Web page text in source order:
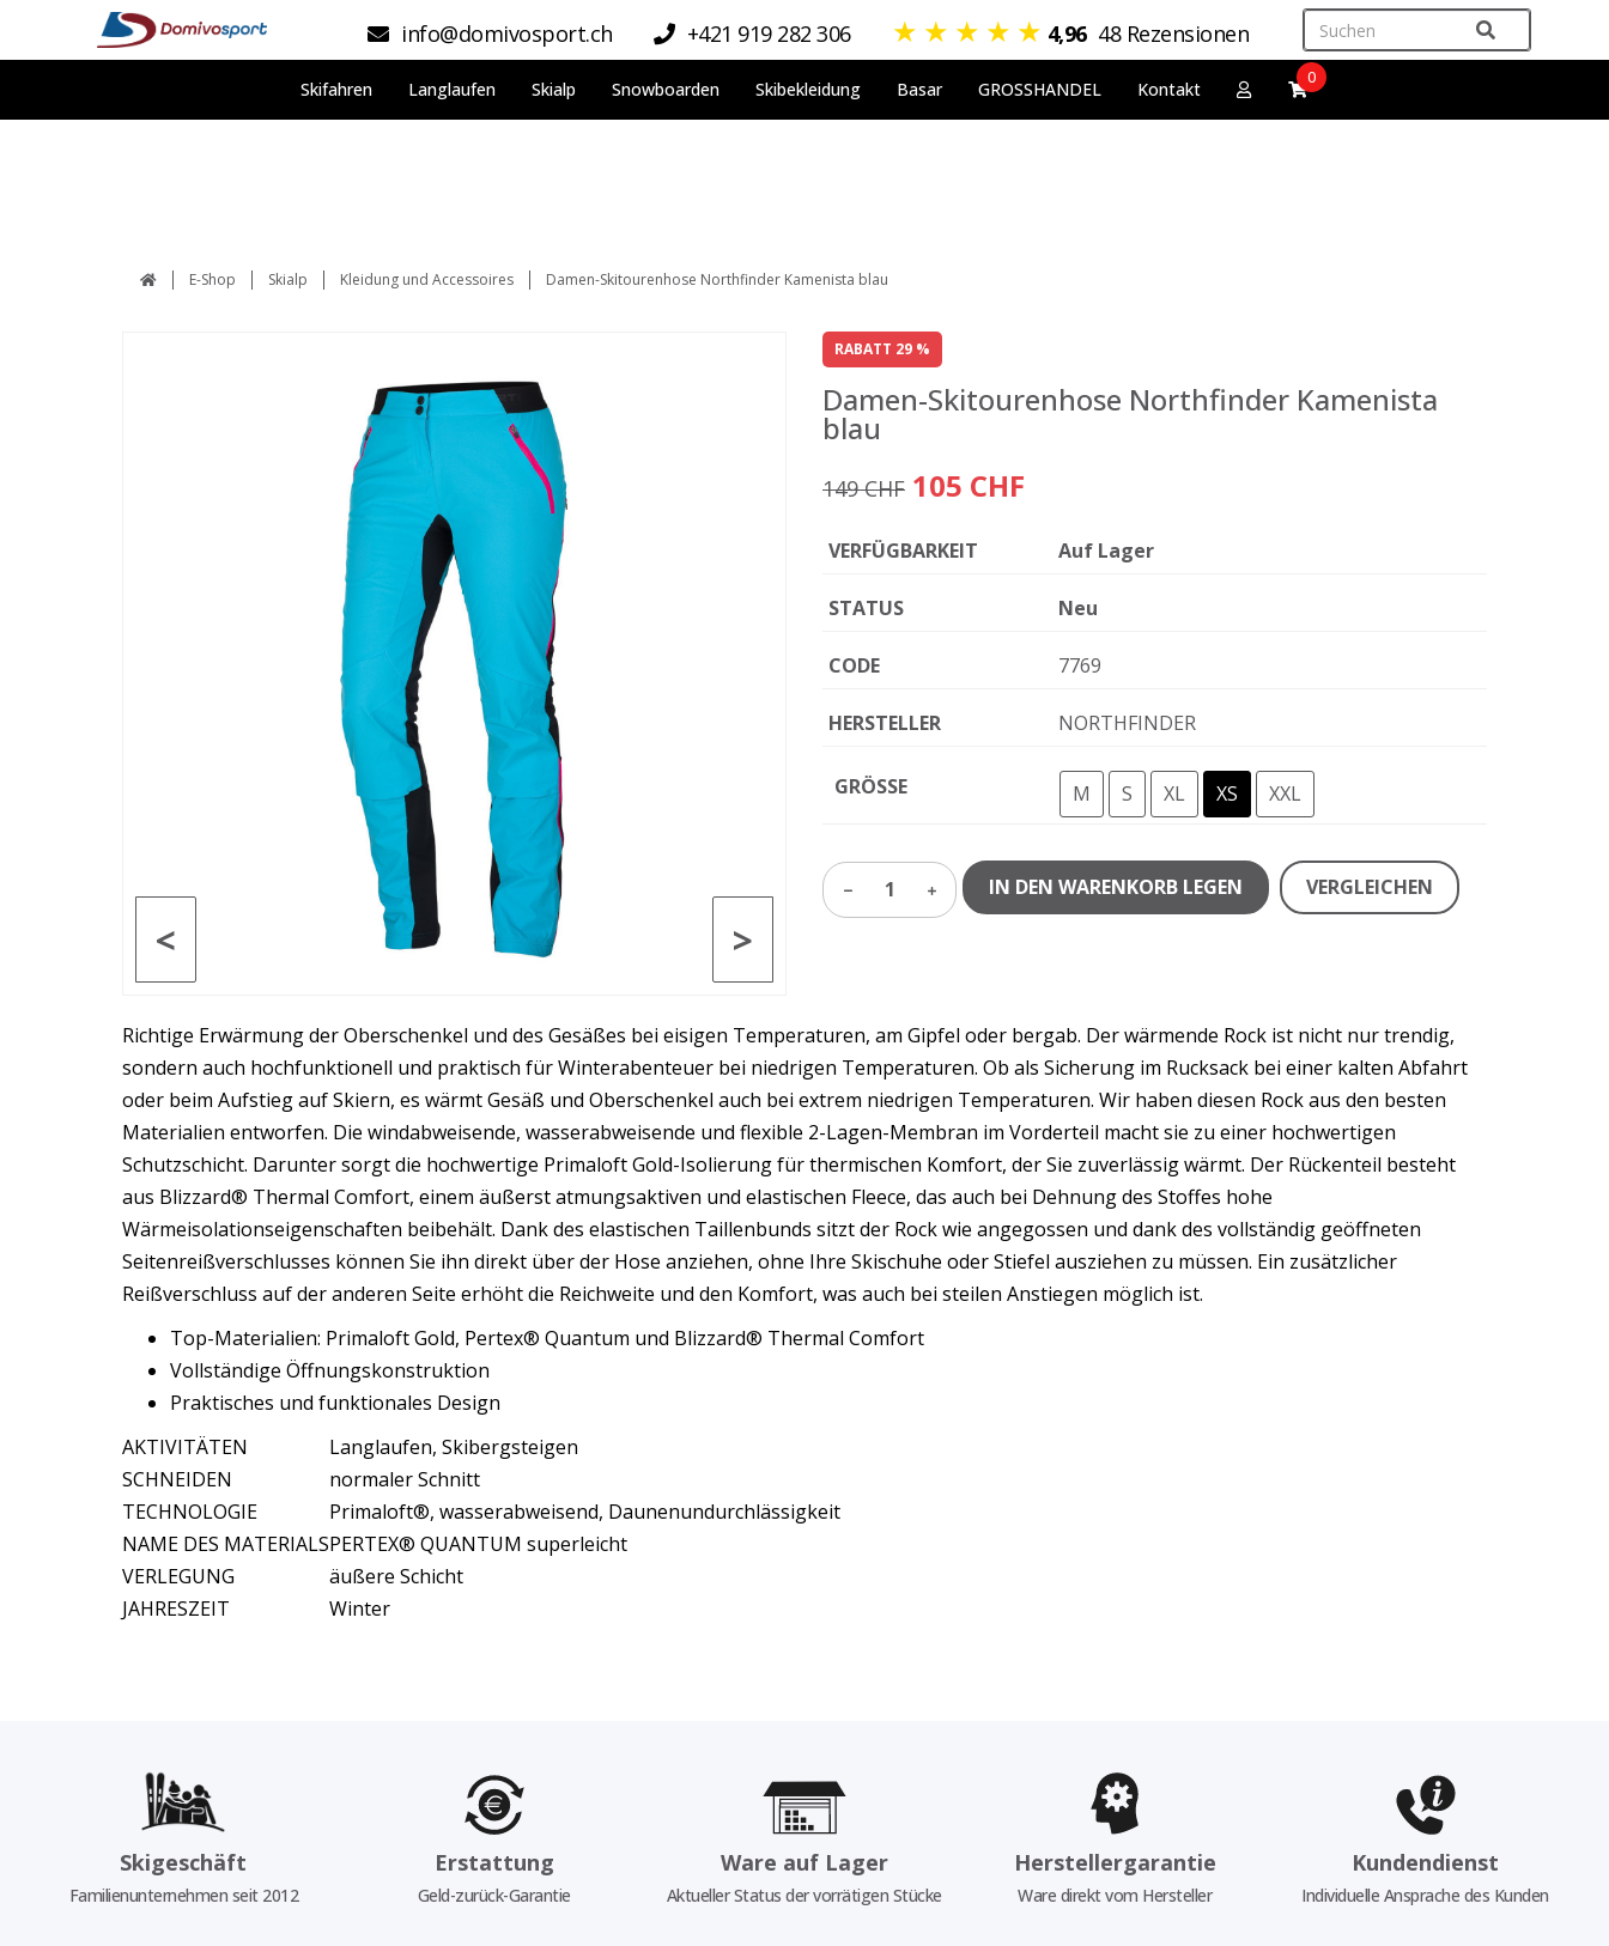
info@domivosport.ch +421 919 282 306 ★ ★ ★ ★ ★ 4,96 48 Rezensionen
Skifahren Langlaufen Skialp Snowboarden Skibekleidung Basar GROSSHANDEL Kontakt
0
E-Shop Skialp Kleidung und Accessoires Damen-Skitourenhose Northfinder Kamenista blau
>
<
RABATT 29 %
Damen-Skitourenhose Northfinder Kamenista
blau
149 CHF 105 CHF
VERFÜGBARKEIT Auf Lager
STATUS Neu
CODE 7769
HERSTELLER NORTHFINDER
GRÖSSE M S XL XS XXL
1 IN DEN WARENKORB LEGEN VERGLEICHEN
Richtige Erwärmung der Oberschenkel und des Gesäßes bei eisigen Temperaturen, am Gipfel oder bergab. Der wärmende Rock ist nicht nur trendig,
sondern auch hochfunktionell und praktisch für Winterabenteuer bei niedrigen Temperaturen. Ob als Sicherung im Rucksack bei einer kalten Abfahrt
oder beim Aufstieg auf Skiern, es wärmt Gesäß und Oberschenkel auch bei extrem niedrigen Temperaturen. Wir haben diesen Rock aus den besten
Materialien entworfen. Die windabweisende, wasserabweisende und flexible 2-Lagen-Membran im Vorderteil macht sie zu einer hochwertigen
Schutzschicht. Darunter sorgt die hochwertige Primaloft Gold-Isolierung für thermischen Komfort, der Sie zuverlässig wärmt. Der Rückenteil besteht
aus Blizzard® Thermal Comfort, einem äußerst atmungsaktiven und elastischen Fleece, das auch bei Dehnung des Stoffes hohe
Wärmeisolationseigenschaften beibehält. Dank des elastischen Taillenbunds sitzt der Rock wie angegossen und dank des vollständig geöffneten
Seitenreißverschlusses können Sie ihn direkt über der Hose anziehen, ohne Ihre Skischuhe oder Stiefel ausziehen zu müssen. Ein zusätzlicher
Reißverschluss auf der anderen Seite erhöht die Reichweite und den Komfort, was auch bei steilen Anstiegen möglich ist.
Top-Materialien: Primaloft Gold, Pertex® Quantum und Blizzard® Thermal Comfort
Vollständige Öffnungskonstruktion
Praktisches und funktionales Design
AKTIVITÄTEN
Langlaufen, Skibergsteigen
SCHNEIDEN
normaler Schnitt
TECHNOLOGIE
Primaloft®, wasserabweisend, Daunenundurchlässigkeit
NAME DES MATERIALSPERTEX® QUANTUM superleicht
VERLEGUNG
äußere Schicht
JAHRESZEIT
Winter
Skigeschäft
Familienunternehmen seit 2012
Erstattung
Geld-zurück-Garantie
Ware auf Lager
Aktueller Status der vorrätigen Stücke
Herstellergarantie
Ware direkt vom Hersteller
Kundendienst
Individuelle Ansprache des Kunden